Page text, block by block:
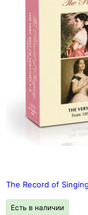
The Record of
Есть в наличии